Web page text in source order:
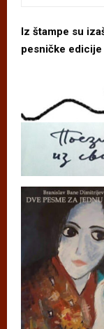
Iz štampe su
pesničke edicije